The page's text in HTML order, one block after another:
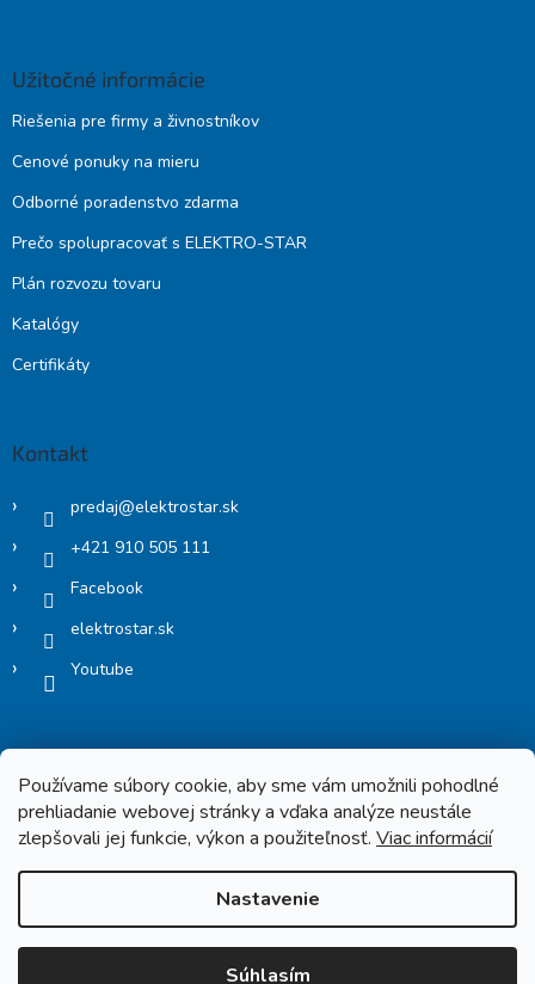
Používame súbory cookie, aby sme vám umožnili pohodlné
prehliadanie webovej stránky a vďaka analýze neustále
zlepšovali jej funkcie, výkon a použiteľnosť. Viac informácií
Nastavenie
Súhlasím
Užitočné informácie
Riešenia pre firmy a živnostníkov
Cenové ponuky na mieru
Odborné poradenstvo zdarma
Prečo spolupracovať s ELEKTRO-STAR
Plán rozvozu tovaru
Katalógy
Certifikáty
Kontakt
predaj@elektrostar.sk
+421 910 505 111
Facebook
elektrostar.sk
Youtube
Copyright 2026Elektrostar.shop. Všetky práva vyhradené.